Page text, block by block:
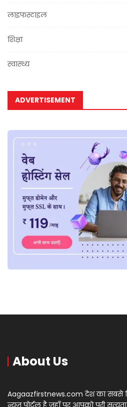
लाइफस्टाइल
शिक्षा
स्वास्थ्य
ADVERTISEMENT
About Us
Aagaazfirstnews.com देश का सबसे
न्यूज़ पोर्टल है जहाँ पर आपको पूरी